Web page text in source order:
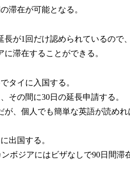
滞在が可能となる。
長が1回だけ認められているの
滞在することができる。
タイに入国する。
その間に30日の延長申請する。
、個人でも簡単な英語が読めれ
出国する。
ボジアにはビザなしで90日間